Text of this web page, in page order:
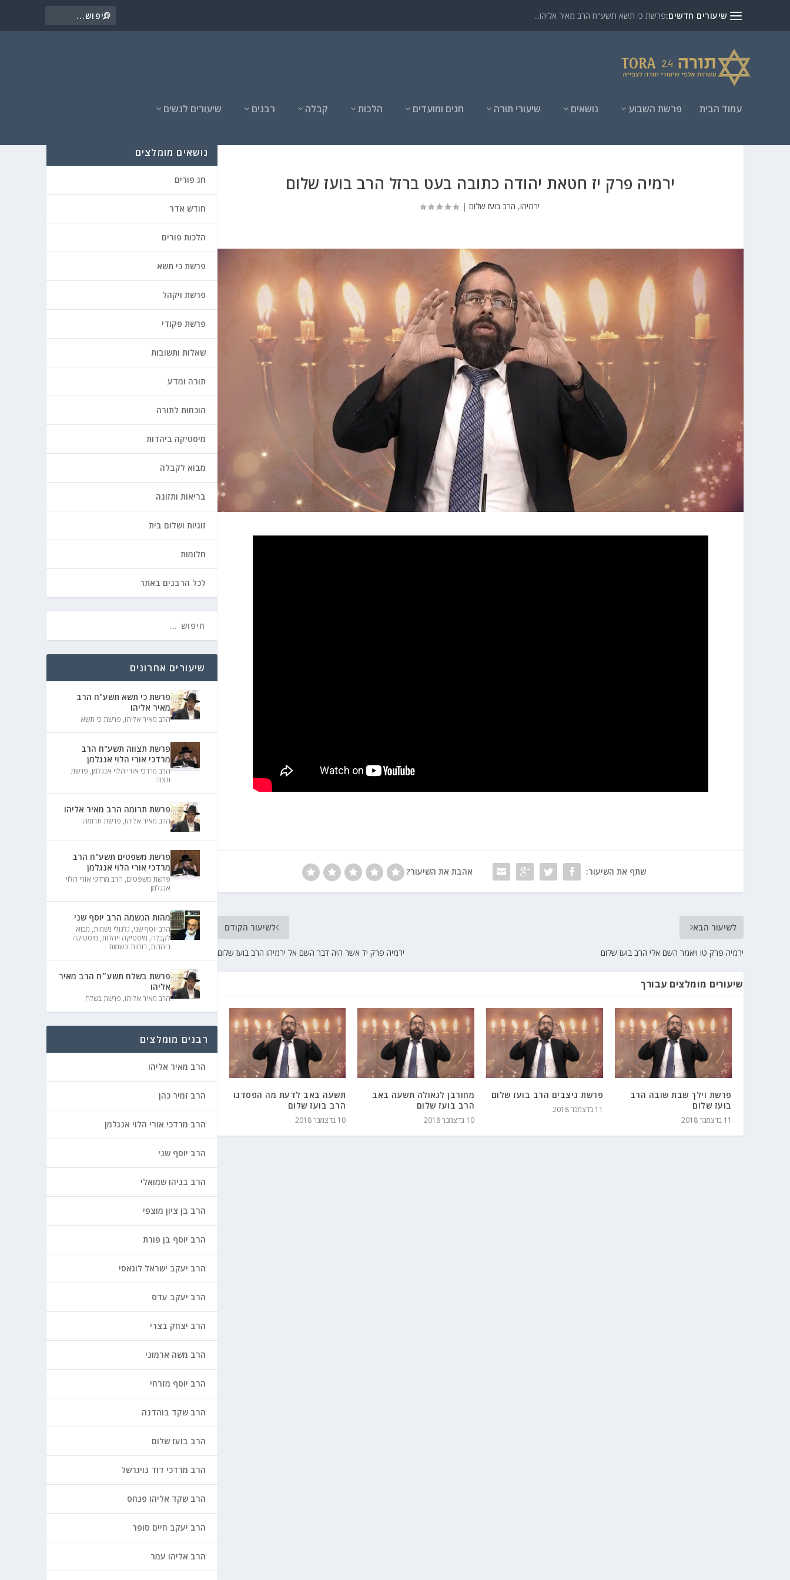
שיעורים חדשים:פרשת כי תשא תשע"ח הרב מאיר אליהו...
עמוד הבית פרשת השבוע נושאים שיעורי תורה חגים ומועדים הלכות קבלה רבנים שיעורים לנשים
ירמיה פרק יז חטאת יהודה כתובה בעט ברזל הרב בועז שלום
ירמיהו, הרב בועז שלום|
שתף את השיעור: אהבת את השיעור?
לשיעור הקודם
ירמיה פרק יד אשר היה דבר השם אל ירמיהו הרב בועז שלום
לשיעור הבא
ירמיה פרק טו ויאמר השם אלי הרב בועז שלום
שיעורים מומלצים עבורך
פרשת וילך שבת שובה הרב
בועז שלום
11 בדצמבר 2018
פרשת ניצבים הרב בועז שלום
11 בדצמבר 2018
מחורבן לגאולה תשעה באב
הרב בועז שלום
10 בדצמבר 2018
תשעה באב לדעת מה הפסדנו
הרב בועז שלום
10 בדצמבר 2018
נושאים מומלצים
חג פורים
חודש אדר
הלכות פורים
פרשת כי תשא
פרשת ויקהל
פרשת פקודי
שאלות ותשובות
תורה ומדע
הוכחות לתורה
מיסטיקה ביהדות
מבוא לקבלה
בריאות ותזונה
זוגיות ושלום בית
חלומות
לכל הרבנים באתר
שיעורים אחרונים
פרשת כי תשא תשע"ח הרב
מאיר אליהו
הרב מאיר אליהו, פרשת כי תשא
פרשת תצווה תשע"ח הרב
מרדכי אורי הלוי אנגלמן
הרב מרדכי אורי הלוי אנגלמן, פרשת
תצוה
פרשת תרומה הרב מאיר אליהו
הרב מאיר אליהו, פרשת תרומה
פרשת משפטים תשע"ח הרב
מרדכי אורי הלוי אנגלמן
פרשת משפטים, הרב מרדכי אורי הלוי
אנגלמן
מהות הנשמה הרב יוסף שני
הרב יוסף שני, גלגולי נשמות, מבוא
לקבלה, מיסטיקה ויהדות, מיסטיקה
ביהדות, רוחות ונשמות
פרשת בשלח תשע״ח הרב מאיר
אליהו
הרב מאיר אליהו, פרשת בשלח
רבנים מומלצים
הרב מאיר אליהו
הרב זמיר כהן
הרב מרדכי אורי הלוי אנגלמן
הרב יוסף שני
הרב בניהו שמואלי
הרב בן ציון מוצפי
הרב יוסף בן פורת
הרב יעקב ישראל לוגאסי
הרב יעקב עדס
הרב יצחק בצרי
הרב משה ארמוני
הרב יוסף מזרחי
הרב שקד בוהדנה
הרב בועז שלום
הרב מרדכי דוד נויגרשל
הרב שקד אליהו פנחס
הרב יעקב חיים סופר
הרב אליהו עמר